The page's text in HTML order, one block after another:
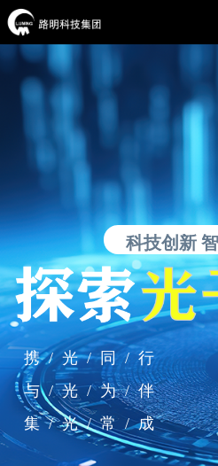
科技创新
携 / 光 / 同 / 行
与 / 光 / 为 / 伴
集 / 光 / 常 / 成
科技创新
携 / 光 / 同 / 行
与 / 光 / 为 / 伴
集 / 光 / 常 / 成